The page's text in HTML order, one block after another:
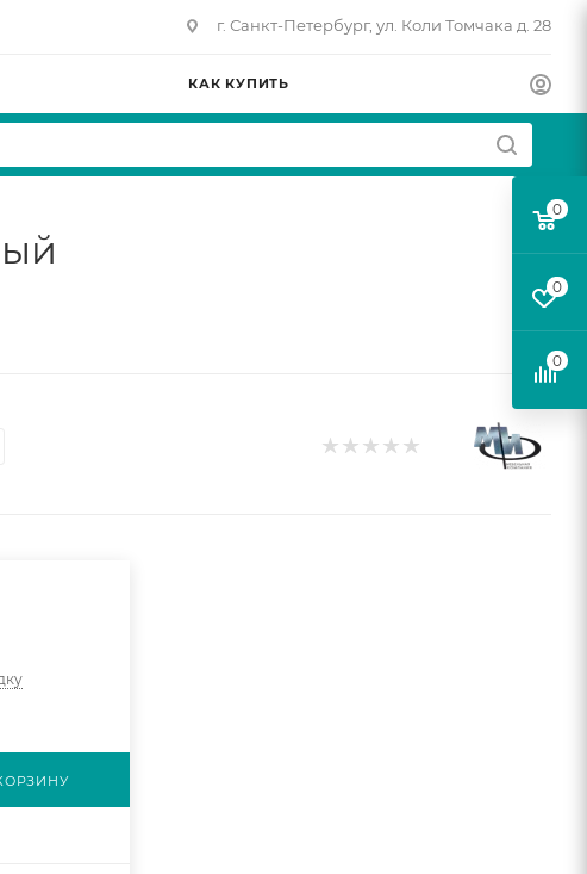
г. Санкт-Петербург, ул. Коли Томчака д. 28
КАК КУПИТЬ
0
0
0